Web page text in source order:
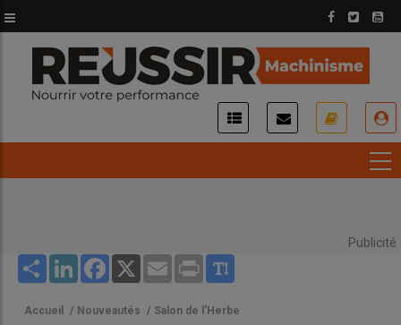
au
contenu
principal
Publicité
Share LinkedInFacebook
X Email Print
Accueil / Nouveautés / Salon de l'Herbe